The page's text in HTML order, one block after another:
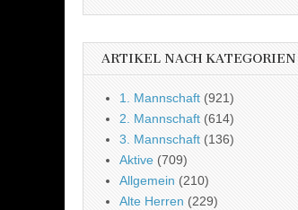
ARTIKEL NACH KATEGORIEN
1. Mannschaft (921)
2. Mannschaft (614)
3. Mannschaft (136)
Aktive (709)
Allgemein (210)
Alte Herren (229)